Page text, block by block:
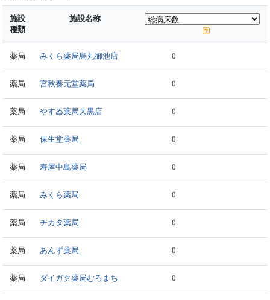
施設
種類
施設名称
薬局 みくら薬局烏丸御池店 0
薬局 宮秋養元堂薬局 0
薬局 やすゐ薬局大黒店 0
薬局 保生堂薬局 0
薬局 寿屋中島薬局 0
薬局 みくら薬局 0
薬局 チカタ薬局 0
薬局 あんず薬局 0
薬局 ダイガク薬局むろまち 0